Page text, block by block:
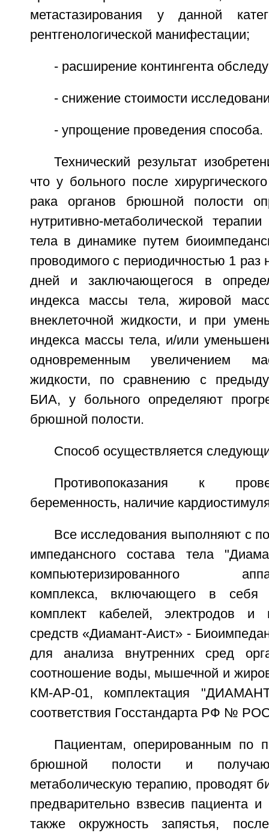
метастазирования у данной
рентгенологической манифестации;
- расширение контингента
- снижение стоимости
- упрощение проведения способа.
Технический результат
что у больного после
рака органов брюшной полости
нутритивно-метаболической
тела в динамике путем
проводимого с периодичностью 1
дней и заключающегося в
индекса массы тела, жировой
внеклеточной жидкости, и при
индекса массы тела, и/или
одновременным увеличением
жидкости, по сравнению с
БИА, у больного определяют
брюшной полости.
Способ осуществляется
Противопоказания к
беременность, наличие
Все исследования выполняют с
импедансного состава тела
компьютеризированного
комплекса, включающего в себя
комплект кабелей, электродов и
средств «Диамант-Аист» -
для анализа внутренних сред
соотношение воды, мышечной и
КМ-АР-01, комплектация
соответствия Госстандарта РФ №
Пациентам, оперированным по
брюшной полости и
метаболическую терапию, проводят
предварительно взвесив пациента
также окружность запястья,